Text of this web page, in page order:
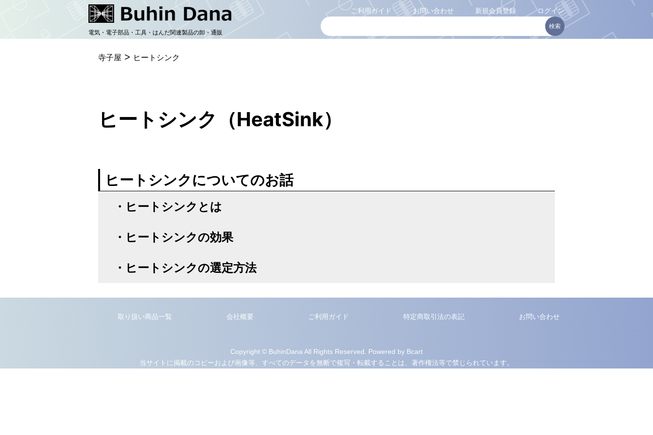
テ
電気・電子部品・工具・はんだ関連製品の卸・通販
ご利用ガイド お問い合わせ 新規会員登録 ログイン
寺子屋 > ヒートシンク
ヒートシンク（HeatSink）
ヒートシンクについてのお話
・ ヒートシンクとは
・ ヒートシンクの効果
・ ヒートシンクの選定方法
取り扱い商品一覧 会社概要 ご利用ガイド 特定商取引法の表記 お問い合わせ
Copyright © BuhinDana All Rights Reserved. Powered by Bcart
当サイトに掲載のコピーおよび画像等、すべてのデータを無断で複写・転載することは、著作権法等で禁じられています。